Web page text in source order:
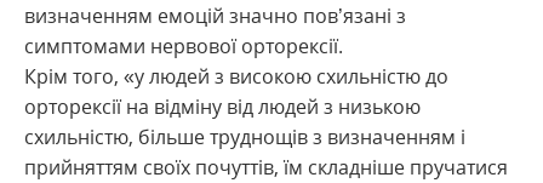
визначенням емоцій значно пов’язані з
симптомами нервової орторексії.
Крім того, «у людей з високою схильністю до
орторексії на відміну від людей з низькою
схильністю, більше труднощів з визначенням і
прийняттям своїх почуттів, їм складніше пручатися